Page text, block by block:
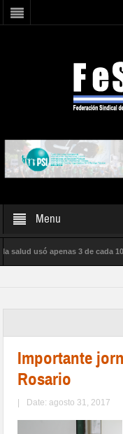
Menu
usó apenas 3 de cada 10
Importante
Rosario
| Date: agosto 31, 2017